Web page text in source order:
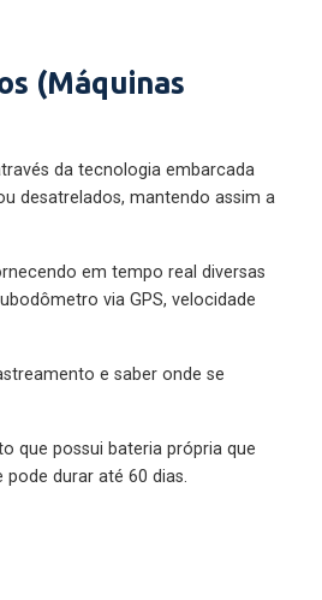
(Máquinas
da tecnologia embarcada
desatrelados, mantendo assim a
em tempo real diversas
via GPS, velocidade
e saber onde se
que possui bateria própria que
durar até 60 dias.